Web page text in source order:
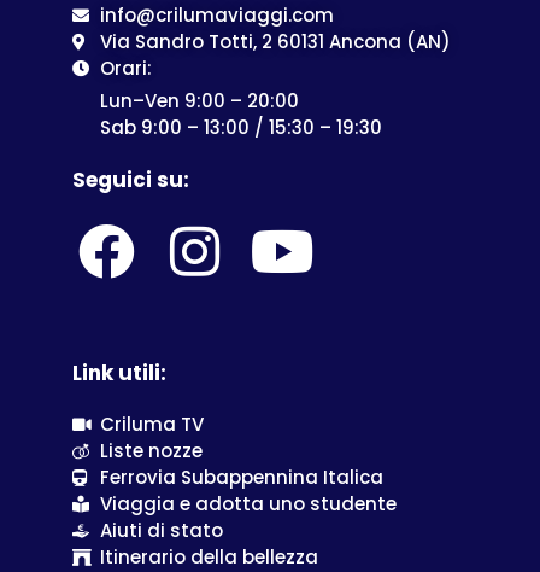
info@crilumaviaggi.com
Via Sandro Totti, 2 60131 Ancona (AN)
Orari:
Lun–Ven 9:00 – 20:00
Sab 9:00 – 13:00 / 15:30 – 19:30
Seguici su:
Link utili:
Criluma TV
Liste nozze
Ferrovia Subappennina Italica
Viaggia e adotta uno studente
Aiuti di stato
Itinerario della bellezza